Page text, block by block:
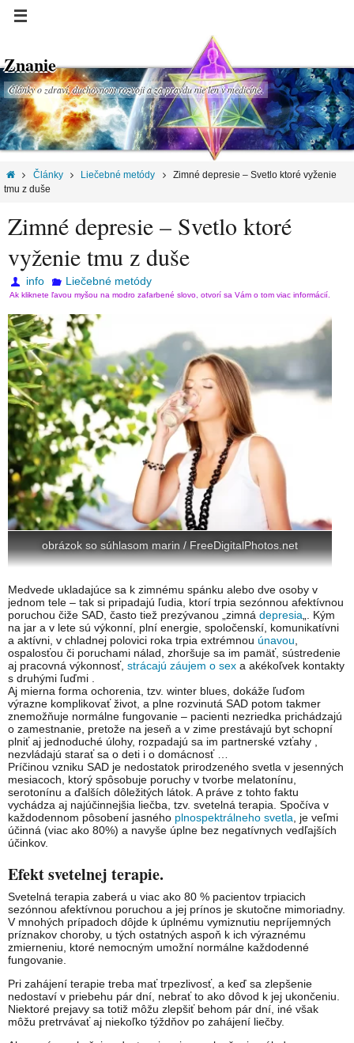
Znanie
Články o zdraví, duchovnom rozvoji a za pravdu nie len v medicíne.
Články Liečebné metódy
Zimné depresie – Svetlo ktoré vyženie
tmu z duše
Zimné depresie – Svetlo ktoré
vyženie tmu z duše
info Liečebné metódy
Ak kliknete ľavou myšou na modro zafarbené slovo, otvorí sa Vám o tom viac informácií.
obrázok so súhlasom marin / FreeDigitalPhotos.net
Medvede ukladajúce sa k zimnému spánku alebo dve osoby v
jednom tele – tak si pripadajú ľudia, ktorí trpia sezónnou afektívnou
poruchou čiže SAD, často tiež prezývanou „zimná depresia „. Kým
na jar a v lete sú výkonní, plní energie, spoločenskí, komunikatívni
a aktívni, v chladnej polovici roka trpia extrémnou únavou
ospalosťou či poruchami nálad, zhoršuje sa im pamäť, sústredenie
aj pracovná výkonnosť, strácajú záujem o sex a akékoľvek kontakty
s druhými ľuďmi .
Aj mierna forma ochorenia, tzv. winter blues, dokáže ľuďom
výrazne komplikovať život, a plne rozvinutá SAD potom takmer
znemožňuje normálne fungovanie – pacienti nezriedka prichádzajú
o zamestnanie, pretože na jeseň a v zime prestávajú byt schopní
plniť aj jednoduché úlohy, rozpadajú sa im partnerské vzťahy ,
nezvládajú starať sa o deti i o domácnosť …
Príčinou vzniku SAD je nedostatok prirodzeného svetla v jesenných
mesiacoch, ktorý spôsobuje poruchy v tvorbe melatonínu,
serotonínu a ďalších dôležitých látok. A práve z tohto faktu
vychádza aj najúčinnejšia liečba, tzv. svetelná terapia. Spočíva v
každodennom pôsobení jasného plnospektrálneho svetla , je veľmi
účinná (viac ako 80%) a navyše úplne bez negatívnych vedľajších
účinkov.
Efekt svetelnej terapie.
Svetelná terapia zaberá u viac ako 80 % pacientov trpiacich
sezónnou afektívnou poruchou a jej prínos je skutočne mimoriadny.
V mnohých prípadoch dôjde k úplnému vymiznutiu nepríjemných
príznakov choroby, u tých ostatných aspoň k ich výraznému
zmierneniu, ktoré nemocným umožní normálne každodenné
fungovanie.
Pri zahájení terapie treba mať trpezlivosť, a keď sa zlepšenie
nedostaví v priebehu pár dní, nebrať to ako dôvod k jej ukončeniu.
Niektoré prejavy sa totiž môžu zlepšiť behom pár dní, iné však
môžu pretrvávať aj niekoľko týždňov po zahájení liečby.